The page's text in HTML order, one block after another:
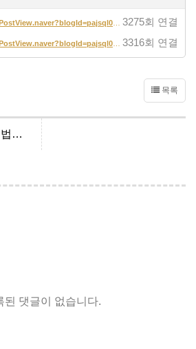
3275회 연결
3316회 연결
목록
전자금융거래법위반, 전기통신사업법위반 벌금300만원 감형
된 댓글이 없습니다.